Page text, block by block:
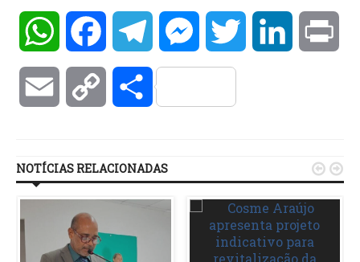
WhatsAppFacebookTelegramMessengerTwitter LinkedIn
Email Copy Compartilhar
NOTÍCIAS RELACIONADAS  